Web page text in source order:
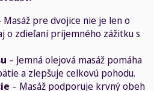
Masáž pre dvojice nie je len o
o zdieľaní príjemného zážitku s
– Jemná olejová masáž pomáha
a zlepšuje celkovú pohodu.
– Masáž podporuje krvný obeh